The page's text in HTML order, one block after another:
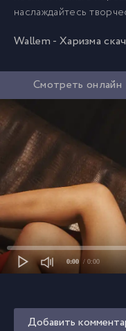
наслаждайтесь
Wallem - Харизма
Смотреть онлайн
0:00 / 0:00
Добавить